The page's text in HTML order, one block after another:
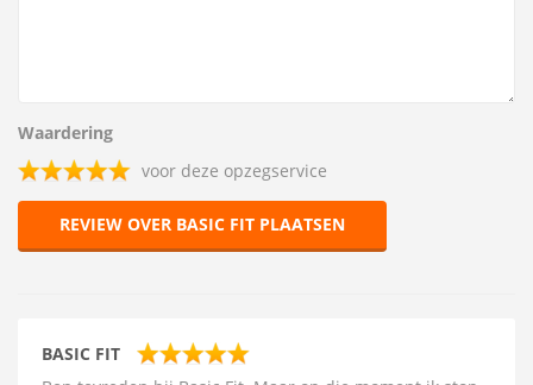
Waardering
voor deze opzegservice
REVIEW OVER BASIC FIT PLAATSEN
BASIC FIT